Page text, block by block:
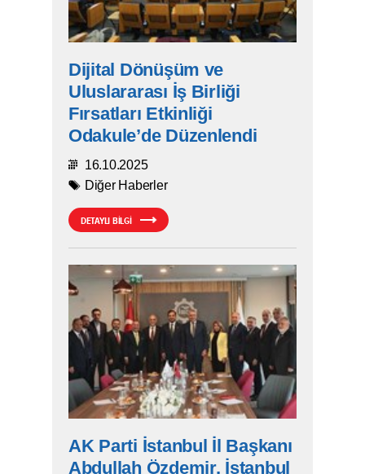
Dijital Dönüşüm ve
Uluslararası İş Birliği
Fırsatları Etkinliği
Odakule’de Düzenlendi
16.10.2025
Diğer Haberler
DETAYLI BİLGİ
AK Parti İstanbul İl Başkanı
Abdullah Özdemir, İstanbul